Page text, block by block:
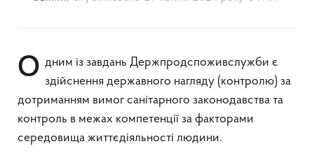
Одним із завдань Держпродспоживслужби є здійснення державного нагляду (контролю) за
дотриманням вимог санітарного законодавства та
контроль в межах компетенції за факторами
середовища життєдіяльності людини.